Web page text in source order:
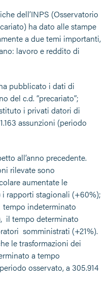
dell’INPS (Osservatorio
ha dato alle stampe
a due temi importanti,
lavoro e reddito di
pubblicato i dati di
del c.d. “precariato”;
i privati datori di
assunzioni (periodo
all’anno precedente.
rilevate sono
aumentate le
rapporti stagionali (+60%);
indeterminato
il tempo determinato
somministrati (+21%).
le trasformazioni dei
a tempo
osservato, a 305.914